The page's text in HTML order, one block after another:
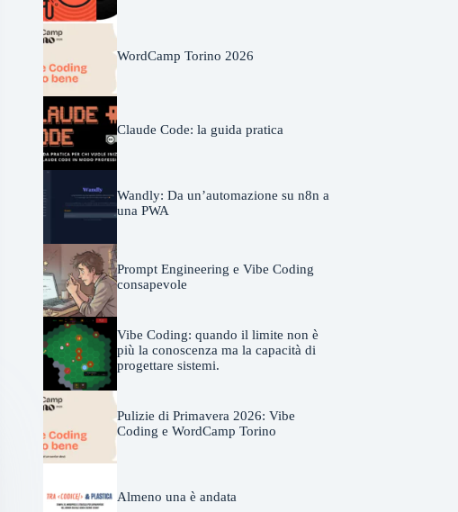
WordCamp Torino 2026
Claude Code: la guida pratica
Wandly: Da un’automazione su n8n a
una PWA
Prompt Engineering e Vibe Coding
consapevole
Vibe Coding: quando il limite non è
più la conoscenza ma la capacità di
progettare sistemi.
Pulizie di Primavera 2026: Vibe
Coding e WordCamp Torino
Almeno una è andata